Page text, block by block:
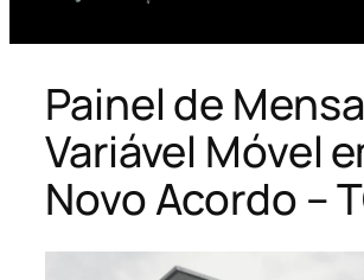
Painel de
Variável Móvel
Novo Acordo –